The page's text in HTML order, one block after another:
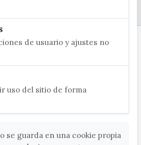
de usuario y ajustes no
uso del sitio de forma
se guarda en una cookie propia